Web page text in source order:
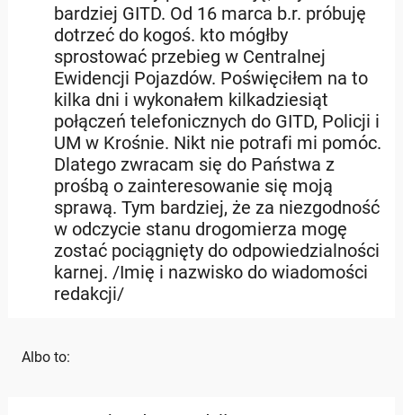
bardziej GITD. Od 16 marca b.r. próbuję
dotrzeć do kogoś. kto mógłby
sprostować przebieg w Centralnej
Ewidencji Pojazdów. Poświęciłem na to
kilka dni i wykonałem kilkadziesiąt
połączeń telefonicznych do GITD, Policji i
UM w Krośnie. Nikt nie potrafi mi pomóc.
Dlatego zwracam się do Państwa z
prośbą o zainteresowanie się moją
sprawą. Tym bardziej, że za niezgodność
w odczycie stanu drogomierza mogę
zostać pociągnięty do odpowiedzialności
karnej. /Imię i nazwisko do wiadomości
redakcji/
Albo to: